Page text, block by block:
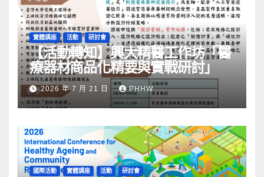
實體講座 活動 研討會
【活動轉知】興大精醫工作坊「醫
療器材商品化精要與實戰研討」
2026 年 7 月 21 日 PHHW
國際活動 實體講座 活動 研討會